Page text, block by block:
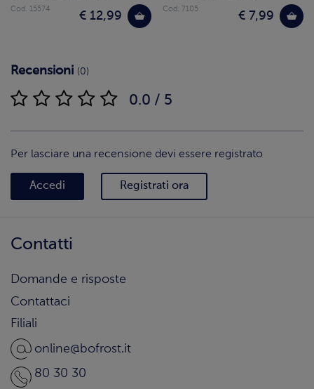
€ 12,99
Cod. 15574
€ 7,99
Cod. 7105
Recensioni (0)
0.0 / 5
Per lasciare una recensione devi essere registrato
Accedi Registrati ora
Contatti
Domande e risposte
Contattaci
Filiali
online@bofrost.it
80 30 30